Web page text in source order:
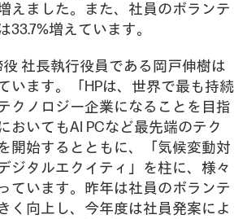
えました。また、社員のボランテ
33.7%増えています。
役 社長執行役員である岡戸伸樹は
います。「HPは、世界で最も持続
クノロジー企業になることを目指
おいてもAI PCなど最先端のテク
開始するとともに、「気候変動対
ジタルエクイティ」を柱に、様々
ています。昨年は社員のボランテ
く向上し、今年度は社員発案によ